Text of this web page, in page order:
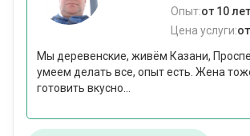
Опыт:от 10 лет
Цена услуги:
Мы деревенские, живём Казани,
умеем делать все, опыт есть. Жена
готовить вкусно...